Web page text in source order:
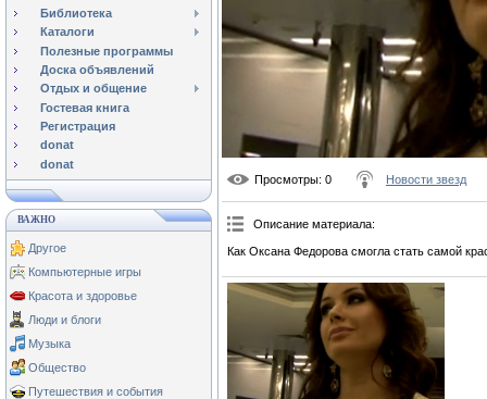
Библиотека
Каталоги
Полезные программы
Доска объявлений
Отдых и общение
Гостевая книга
Регистрация
donat
donat
ВАЖНО
Другое
Компьютерные игры
Красота и здоровье
Люди и блоги
Музыка
Общество
Путешествия и события
Просмотры: 0 Новости звезд
Описание материала:
Как Оксана Федорова смогла стать самой